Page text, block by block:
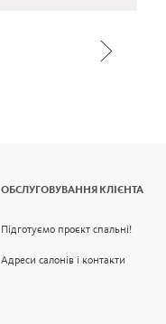
ОБСЛУГОВУВАННЯ КЛІЄНТА
Підготуємо проєкт спальні!
Адреси салонів і контакти